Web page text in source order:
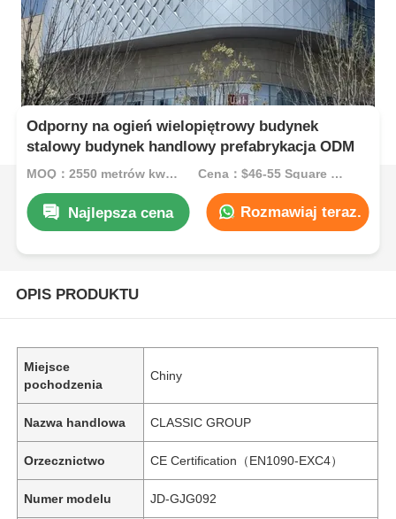
Odporny na ogień wielopiętrowy budynek
stalowy budynek handlowy prefabrykacja ODM
MOQ：2550 metrów kwadratowych Cena：$46-55 Square Meters
Najlepsza cena Rozmawiaj teraz.
OPIS PRODUKTU
Miejsce
pochodzenia
Chiny
Nazwa handlowa CLASSIC GROUP
Orzecznictwo CE Certification（EN1090-EXC4）
Numer modelu JD-GJG092